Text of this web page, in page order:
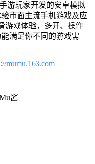
游玩家开发的安卓模拟
市面主流手机游戏及应
游戏体验，多开、操作
满足你不同的游戏需
mumu.163.com
酱